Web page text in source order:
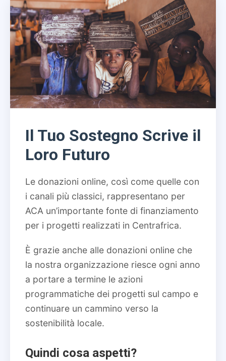
Il Tuo Sostegno Scrive il
Loro Futuro
Le donazioni online, così come quelle con
i canali più classici, rappresentano per
ACA un’importante fonte di finanziamento
per i progetti realizzati in Centrafrica.
È grazie anche alle donazioni online che
la nostra organizzazione riesce ogni anno
a portare a termine le azioni
programmatiche dei progetti sul campo e
continuare un cammino verso la
sostenibilità locale.
Quindi cosa aspetti?